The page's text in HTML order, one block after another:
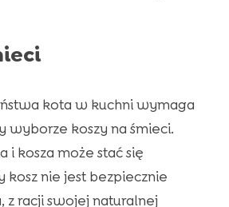
kota w kuchni wymaga
wyborze koszy na śmieci.
i kosza może stać się
kosz nie jest bezpiecznie
z racji swojej naturalnej